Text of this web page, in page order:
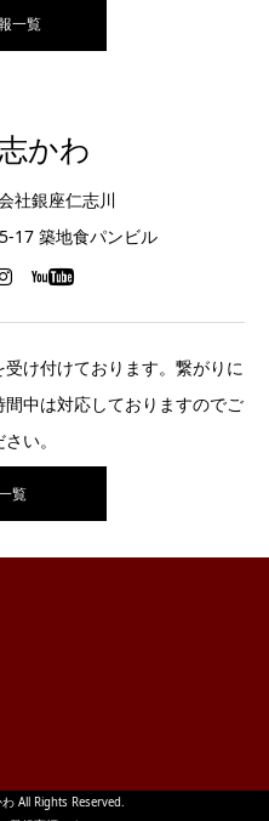
一覧
かわ
社銀座仁志川
17 築地食パンビル
け付けております。繋がりに
中は対応しておりますのでご
い。
覧
All Rights Reserved.